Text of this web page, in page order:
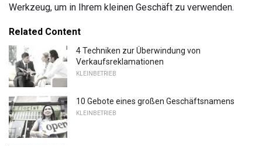
Werkzeug, um in Ihrem kleinen Geschäft zu verwenden.
Related Content
4 Techniken zur Überwindung von
Verkaufsreklamationen
KLEINBETRIEB
10 Gebote eines großen Geschäftsnamens
KLEINBETRIEB